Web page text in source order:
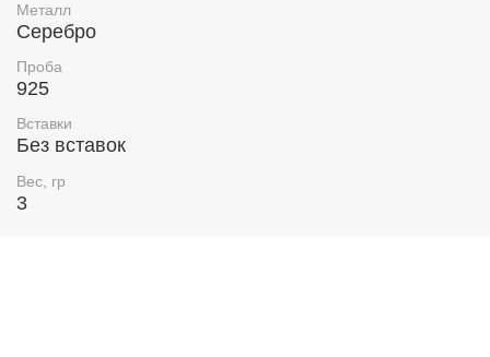
Металл
Серебро
Проба
925
Вставки
Без вставок
Вес, гр
3